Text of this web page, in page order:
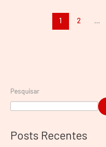
1 2 …
Pesquisar
Posts Recentes